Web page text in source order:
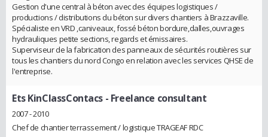
Gestion d'une central à béton avec des équipes logistiques /
productions / distributions du béton sur divers chantiers à Brazzaville.
Spécialiste en VRD ,caniveaux, fossé béton bordure,dalles,ouvrages
hydrauliques petite sections, regards et émissaires.
Superviseur de la fabrication des panneaux de sécurités routières sur
tous les chantiers du nord Congo en relation avec les services QHSE de
l'entreprise.
Ets KinClassContacs - Freelance consultant
2007 - 2010
Chef de chantier terrassement / logistique TRAGEAF RDC